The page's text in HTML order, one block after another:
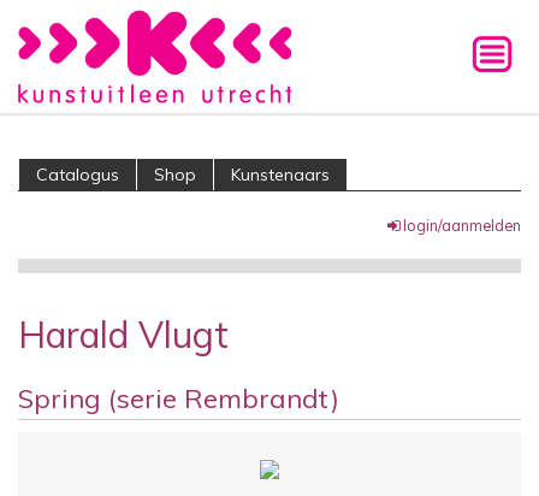
Catalogus Shop Kunstenaars
login/aanmelden
Harald Vlugt
Spring (serie Rembrandt)